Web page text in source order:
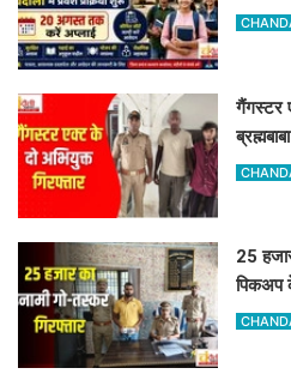
सुविधा
गैंगस्टर
25
पिकअप
नेटवर्क